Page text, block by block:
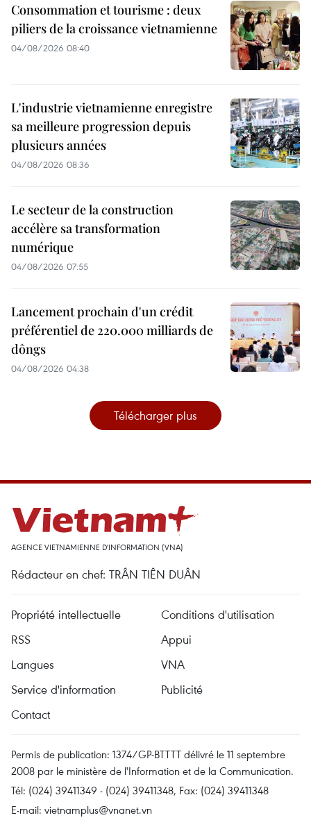
Consommation et tourisme : deux
piliers de la croissance vietnamienne
04/08/2026 08:40
L'industrie vietnamienne enregistre
sa meilleure progression depuis
plusieurs années
04/08/2026 08:36
Le secteur de la construction
accélère sa transformation
numérique
04/08/2026 07:55
Lancement prochain d'un crédit
préférentiel de 220.000 milliards de
dôngs
04/08/2026 04:38
Télécharger plus
AGENCE VIETNAMIENNE D'INFORMATION (VNA)
Rédacteur en chef: TRÂN TIÊN DUÂN
Propriété intellectuelle
Conditions d'utilisation
RSS
Appui
Langues
VNA
Service d'information
Publicité
Contact
Permis de publication: 1374/GP-BTTTT délivré le 11 septembre
2008 par le ministère de l'Information et de la Communication.
Tél: (024) 39411349 - (024) 39411348, Fax: (024) 39411348
E-mail: vietnamplus@vnanet.vn